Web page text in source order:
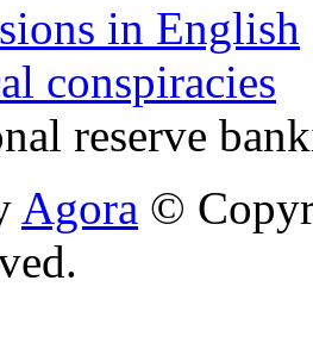
in English
conspiracies
reserve
Agora ©